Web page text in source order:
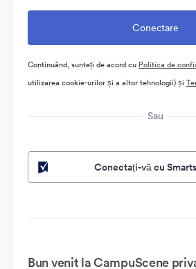
Continuând, sunteți de acord cu Politica de
utilizarea cookie-urilor și a altor tehnologii) și
Sau
Conectați-vă cu
Bun venit la CampuScene